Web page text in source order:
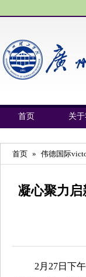
首页 关
首页 » 伟德国际
凝心聚力
2月27日下